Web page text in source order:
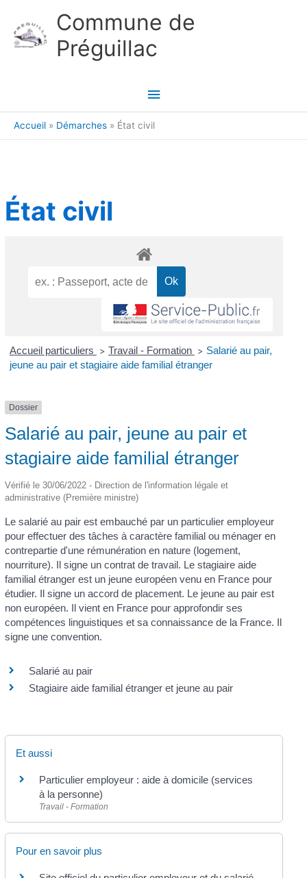
Commune de
Préguillac
Menu
principal
Accueil Démarches État civil
État civil
Accueil particuliers > Travail - Formation > Salarié au pair,
jeune au pair et stagiaire aide familial étranger
Dossier
Salarié au pair, jeune au pair et
stagiaire aide familial étranger
Vérifié le 30/06/2022 - Direction de l'information légale et
administrative (Première ministre)
Le salarié au pair est embauché par un particulier employeur
pour effectuer des tâches à caractère familial ou ménager en
contrepartie d'une rémunération en nature (logement,
nourriture). Il signe un contrat de travail. Le stagiaire aide
familial étranger est un jeune européen venu en France pour
étudier. Il signe un accord de placement. Le jeune au pair est
non européen. Il vient en France pour approfondir ses
compétences linguistiques et sa connaissance de la France. Il
signe une convention.
Salarié au pair
Stagiaire aide familial étranger et jeune au pair
Et aussi
Particulier employeur : aide à domicile (services
à la personne)
Travail - Formation
Pour en savoir plus